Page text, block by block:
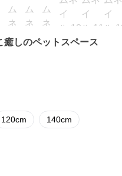
癒しのペットスペース
120cm 140cm